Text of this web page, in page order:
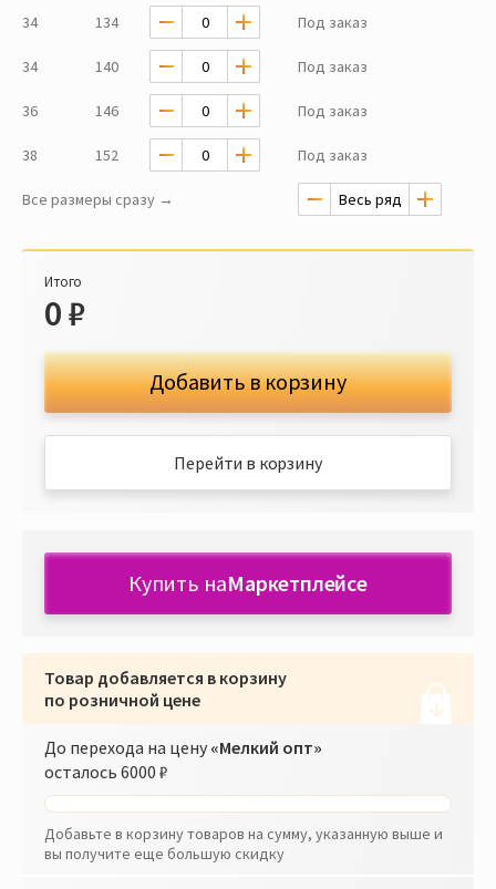
34 134 Под заказ
34 140 Под заказ
36 146 Под заказ
38 152 Под заказ
Все размеры сразу →
Итого
0₽
Добавить в корзину
Перейти в корзину
Купить наМаркетплейсе
Товар добавляется в корзину
по розничной цене
До перехода на цену «Мелкий опт»
осталось 6000 ₽
Добавьте в корзину товаров на сумму, указанную выше и
вы получите еще большую скидку